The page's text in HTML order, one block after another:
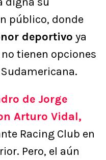
público, donde
deportivo ya
tienen opciones
de Jorge
Arturo Vidal,
Racing Club en
Pero, el aún